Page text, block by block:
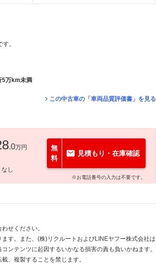
。
5万km未満
この中古車の「車両品質評価書」を見る
.0万円
なし
無
料
見積もり・在庫確認
※お電話番号の入力は不要です。
せください。
す。また、(株)リクルートおよびLINEヤフー株式会社は
ンテンツに起因するいかなる損害の責も負いかねます。
、複製することを禁じます。